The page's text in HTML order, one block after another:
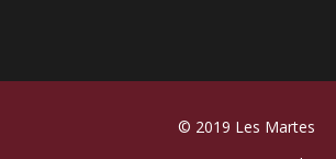
© 2019 Les Martes